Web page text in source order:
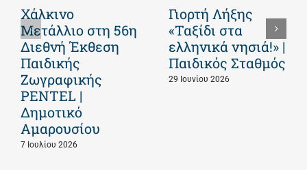
Χάλκινο
Μετάλλιο στη 56η
Διεθνή Έκθεση
Παιδικής
Ζωγραφικής
PENTEL |
Δημοτικό
Αμαρουσίου
7 Ιουλίου 2026
Γιορτή Λήξης
«Ταξίδι στα
ελληνικά νησιά!» |
Παιδικός Σταθμός
29 Ιουνίου 2026